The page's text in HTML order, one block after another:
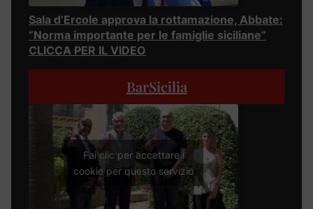
Sala d’Ercole approva la rottamazione, Abbate:
“Norma importante per le famiglie siciliane”
CLICCA PER IL VIDEO
BarSicilia
Fai clic per accettare i
cookie per questo servizio